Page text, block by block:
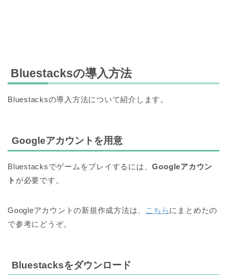
Bluestacksの導入方法
Bluestacksの導入方法について紹介します。
Googleアカウントを用意
Bluestacksでゲームをプレイするには、Googleアカウン
ト が必要です。
Googleアカウントの新規作成方法は、 こちらにまとめたの
で参考にどうぞ。
Bluestacksをダウンロード